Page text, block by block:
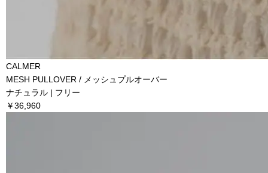
CALMER
MESH PULLOVER / メッシュプルオーバー
ナチュラル | フリー
￥36,960